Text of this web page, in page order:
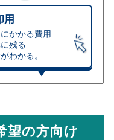
用
かかる費用
残る
わかる。
ーション
ュレーター
出され、手元に残る
望の方向け